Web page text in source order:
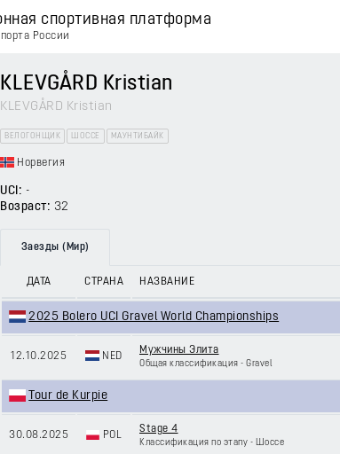
спортивная платформа
России
KLEVGÅRD Kristian
KLEVGÅRD Kristian
ВЕЛОГОНЩИК ШОССЕ МАУНТИБАЙК
Норвегия
UCI: -
Возраст: 32
Заезды (Мир)
ДАТА СТРАНА НАЗВАНИЕ
2025 Bolero UCI Gravel World Championships
12.10.2025 NED
Мужчины Элита
Общая классификация - Gravel
Tour de Kurpie
30.08.2025 POL
Stage 4
Классификация по этапу - Шоссе